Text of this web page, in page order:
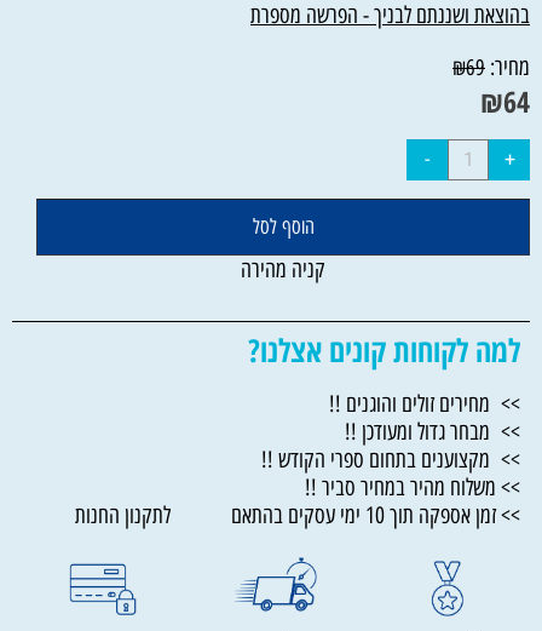
בהוצאת ושננתם לבניך - הפרשה מספרת
מחיר:
₪69
₪64
הוסף לסל
קניה מהירה
למה לקוחות קונים אצלנו?
>> מחירים זולים והוגנים !!
>> מבחר גדול ומעודכן !!
>> מקצוענים בתחום ספרי הקודש !!
>> משלוח מהיר במחיר סביר !!
>> זמן אספקה תוך 10 ימי עסקים בהתאם לתקנון החנות